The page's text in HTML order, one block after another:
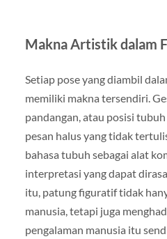
Makna Artistik dalam
Setiap pose yang diambil
memiliki makna tersendiri.
pandangan, atau posisi
pesan halus yang tidak
bahasa tubuh sebagai alat
interpretasi yang dapat
itu, patung figuratif tidak
manusia, tetapi juga
pengalaman manusia itu